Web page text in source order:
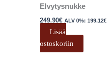
Elvytysnukke
249.90€ ALV 0%:199.12€
Lisää
ostoskoriin